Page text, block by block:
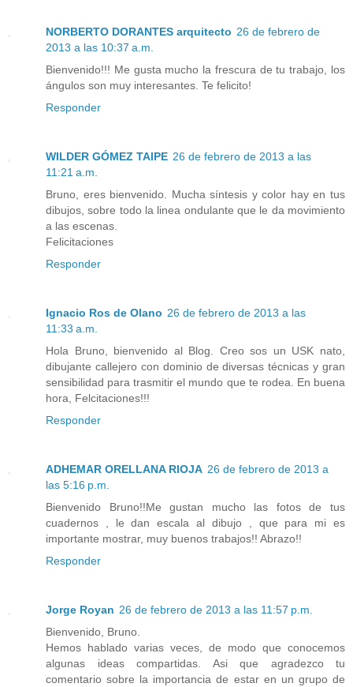
NORBERTO DORANTES arquitecto 26 de febrero de
2013 a las 10:37 a.m.
Bienvenido!!! Me gusta mucho la frescura de tu trabajo, los
ángulos son muy interesantes. Te felicito!
Responder
WILDER GÓMEZ TAIPE 26 de febrero de 2013 a las
11:21 a.m.
Bruno, eres bienvenido. Mucha síntesis y color hay en tus
dibujos, sobre todo la linea ondulante que le da movimiento
a las escenas.
Felicitaciones
Responder
Ignacio Ros de Olano 26 de febrero de 2013 a las
11:33 a.m.
Hola Bruno, bienvenido al Blog. Creo sos un USK nato,
dibujante callejero con dominio de diversas técnicas y gran
sensibilidad para trasmitir el mundo que te rodea. En buena
hora, Felcitaciones!!!
Responder
ADHEMAR ORELLANA RIOJA 26 de febrero de 2013 a
las 5:16 p.m.
Bienvenido Bruno!!Me gustan mucho las fotos de tus
cuadernos , le dan escala al dibujo , que para mi es
importante mostrar, muy buenos trabajos!! Abrazo!!
Responder
Jorge Royan 26 de febrero de 2013 a las 11:57 p.m.
Bienvenido, Bruno.
Hemos hablado varias veces, de modo que conocemos
algunas ideas compartidas. Asi que agradezco tu
comentario sobre la importancia de estar en un grupo de